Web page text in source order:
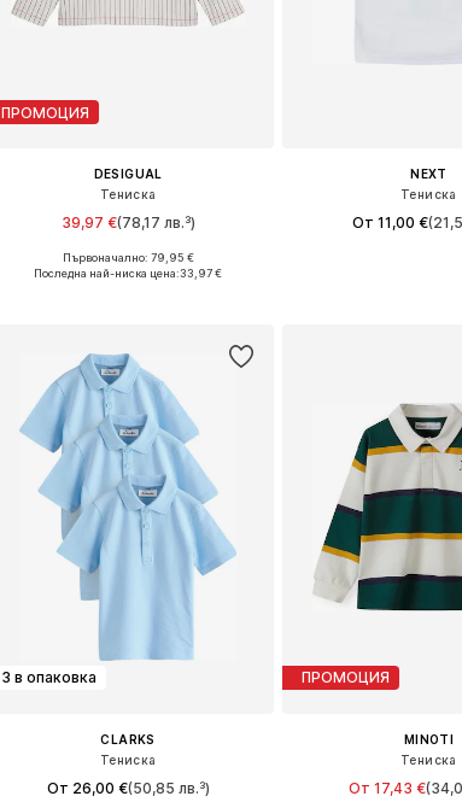
ПРОМОЦИЯ
DESIGUAL
Тениска
39,97 €(78,17 лв.³)
Предлага се в много размери
Първоначално: 79,95 €
Последна най-ниска цена:33,97 €
NEXT
Тениска
От 11,00 €
3 в опаковка
CLARKS
Тениска
От 26,00 €(50,85 лв.³)
ПРОМОЦИЯ
MINOTI
Тениска
От 17,43 €